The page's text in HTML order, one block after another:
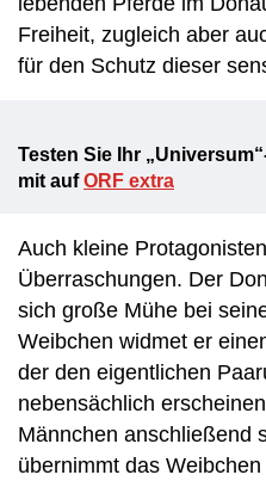
Freiheit, zugleich aber
für den Schutz dieser
Testen Sie Ihr
mit aufORF extra
Auch kleine
Überraschungen. Der
sich große Mühe bei
Weibchen widmet er
der den eigentlichen
nebensächlich
Männchen anschließend
übernimmt das